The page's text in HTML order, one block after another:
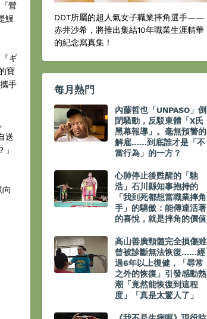
營
鰻
ギ
寶
手
送
向
DDT所屬的超人氣女子職業摔角選手——
赤井沙希，將推出集結10年職業生涯精華
的紀念寫真集！
每月熱門
內藤哲也「UNPASO」倒
閉騷動，反駁東體「X氏
黑幕報導」。毫無預警的
解雇……到底誰才是「不
當行為」的一方？
心肺停止後甦醒的「馳
浩」石川縣知事抱持的
「我到死都想當職業摔角
手」的驕傲：能傳達活著
的喜悅，就是摔角的價值
高山善廣頸髓完全損傷雖
曾被診斷無法恢復……經
過6年以上復健，「尋常
之外的恢復」引發感動熱
潮「竟然能恢復到這程
度」「真是太驚人了」